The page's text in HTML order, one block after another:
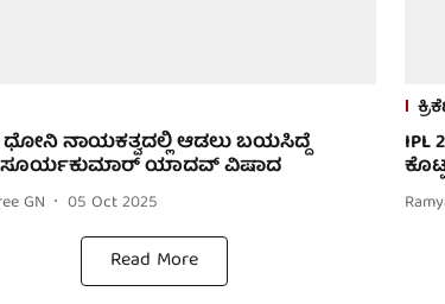
ನಾಯಕತ್ವದಲ್ಲಿ ಆಡಲು ಬಯಸಿದ್ದೆ
ಸೂರ್ಯಕುಮಾರ್ ಯಾದವ್ ವಿಷಾದ
GN 05 Oct 2025
Read More